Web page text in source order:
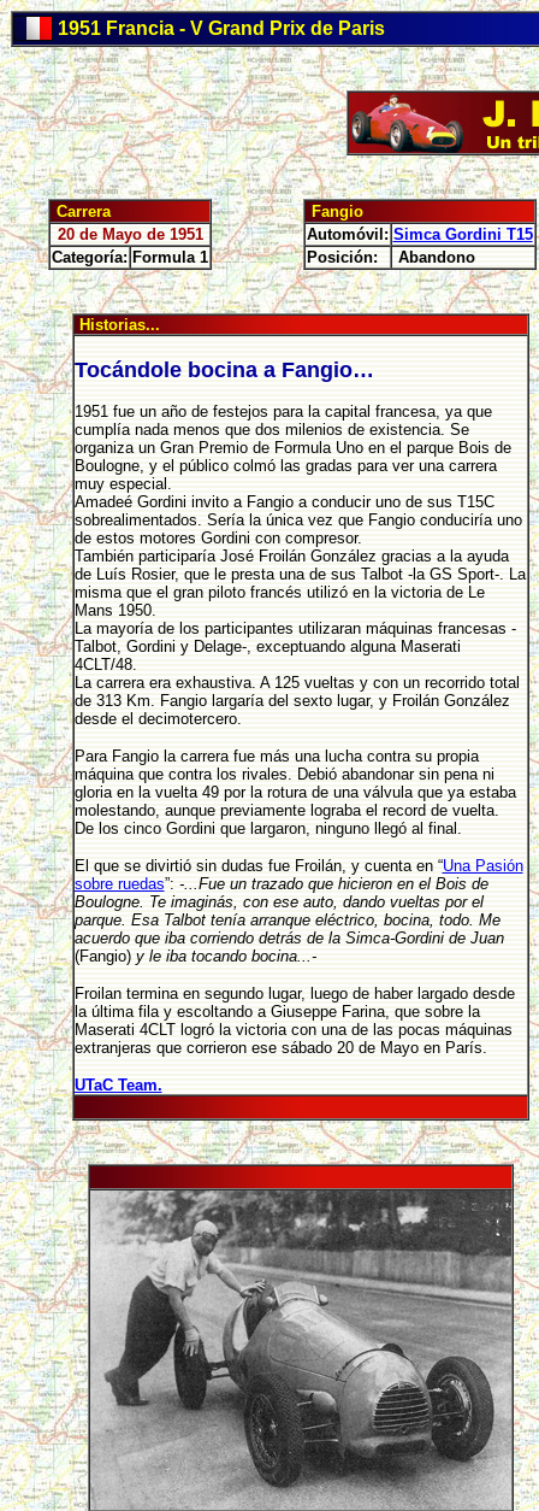
1951 Francia - V Grand Prix de Paris
Carrera
20 de Mayo de 1951
Categoría: Formula 1
Fangio
Automóvil: Simca Gordini T15
Posición:
Abandono
Historias...
Tocándole bocina a Fangio…
1951 fue un año de festejos para la capital francesa, ya que
cumplía nada menos que dos milenios de existencia. Se
organiza un Gran Premio de Formula Uno en el parque Bois de
Boulogne, y el público colmó las gradas para ver una carrera
muy especial.
Amadeé Gordini invito a Fangio a conducir uno de sus T15C
sobrealimentados. Sería la única vez que Fangio conduciría uno
de estos motores Gordini con compresor.
También participaría José Froilán González gracias a la ayuda
de Luís Rosier, que le presta una de sus Talbot -la GS Sport-. La
misma que el gran piloto francés utilizó en la victoria de Le
Mans 1950.
La mayoría de los participantes utilizaran máquinas francesas -
Talbot, Gordini y Delage-, exceptuando alguna Maserati
4CLT/48.
La carrera era exhaustiva. A 125 vueltas y con un recorrido total
de 313 Km. Fangio largaría del sexto lugar, y Froilán González
desde el decimotercero.
Para Fangio la carrera fue más una lucha contra su propia
máquina que contra los rivales. Debió abandonar sin pena ni
gloria en la vuelta 49 por la rotura de una válvula que ya estaba
molestando, aunque previamente lograba el record de vuelta.
De los cinco Gordini que largaron, ninguno llegó al final.
El que se divirtió sin dudas fue Froilán, y cuenta en “Una Pasión
sobre ruedas”: -...Fue un trazado que hicieron en el Bois de
Boulogne. Te imaginás, con ese auto, dando vueltas por el
parque. Esa Talbot tenía arranque eléctrico, bocina, todo. Me
acuerdo que iba corriendo detrás de la Simca-Gordini de Juan
(Fangio)y le iba tocando bocina...-
Froilan termina en segundo lugar, luego de haber largado desde
la última fila y escoltando a Giuseppe Farina, que sobre la
Maserati 4CLT logró la victoria con una de las pocas máquinas
extranjeras que corrieron ese sábado 20 de Mayo en París.
UTaC Team.